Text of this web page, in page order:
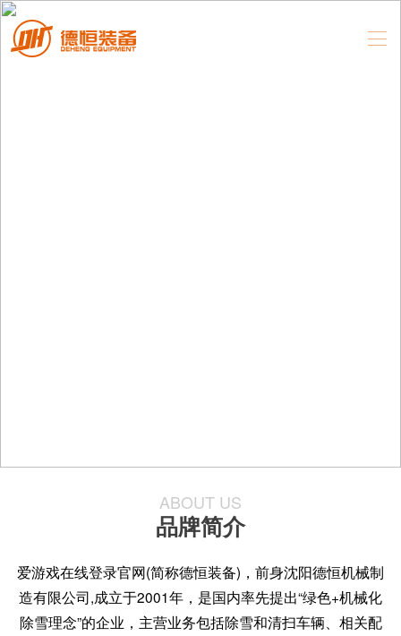
ABOUT US
品牌简介
爱游戏在线登录官网(简称德恒装备)，前身沈阳德恒机械制
造有限公司,成立于2001年，是国内率先提出“绿色+机械化
除雪理念”的企业，主营业务包括除雪和清扫车辆、相关配